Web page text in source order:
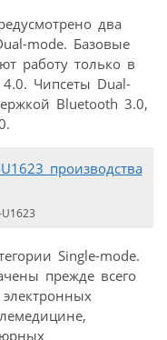
два
mode. Базовые
работу только в
4.0. Чипсеты Dual-
Bluetooth 3.0,
Single-mode.
прежде всего